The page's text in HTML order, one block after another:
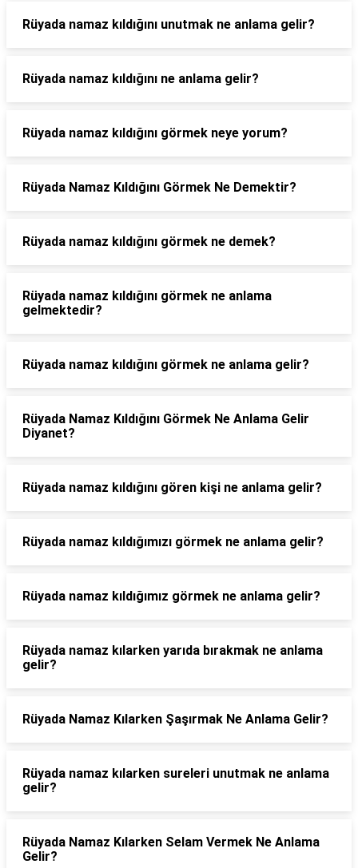
Rüyada namaz kıldığını unutmak ne anlama gelir?
Rüyada namaz kıldığını ne anlama gelir?
Rüyada namaz kıldığını görmek neye yorum?
Rüyada Namaz Kıldığını Görmek Ne Demektir?
Rüyada namaz kıldığını görmek ne demek?
Rüyada namaz kıldığını görmek ne anlama
gelmektedir?
Rüyada namaz kıldığını görmek ne anlama gelir?
Rüyada Namaz Kıldığını Görmek Ne Anlama Gelir
Diyanet?
Rüyada namaz kıldığını gören kişi ne anlama gelir?
Rüyada namaz kıldığımızı görmek ne anlama gelir?
Rüyada namaz kıldığımız görmek ne anlama gelir?
Rüyada namaz kılarken yarıda bırakmak ne anlama
gelir?
Rüyada Namaz Kılarken Şaşırmak Ne Anlama Gelir?
Rüyada namaz kılarken sureleri unutmak ne anlama
gelir?
Rüyada Namaz Kılarken Selam Vermek Ne Anlama
Gelir?